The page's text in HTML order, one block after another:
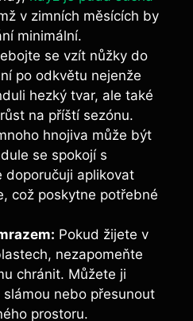
v zimních měsících by
minimální.
se vzít nůžky do
po odkvětu nejenže
hezký tvar, ale také
na příští sezónu.
hnojiva může být
se spokojí s
doporučuji aplikovat
což poskytne potřebné
Pokud žijete v
nezapomeňte
chránit. Můžete ji
nebo přesunout
prostoru.